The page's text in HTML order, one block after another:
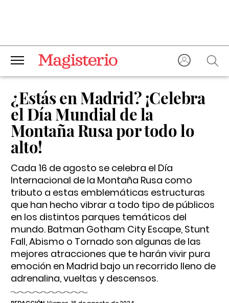
¿Estás en Madrid? ¡Celebra
el Día Mundial de la
Montaña Rusa por todo lo
alto!
Cada 16 de agosto se celebra el Día
Internacional de la Montaña Rusa como
tributo a estas emblemáticas estructuras
que han hecho vibrar a todo tipo de públicos
en los distintos parques temáticos del
mundo. Batman Gotham City Escape, Stunt
Fall, Abismo o Tornado son algunas de las
mejores atracciones que te harán vivir pura
emoción en Madrid bajo un recorrido lleno de
adrenalina, vueltas y descensos.